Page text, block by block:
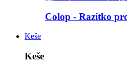
Colop - Razítko
Keše
Keše